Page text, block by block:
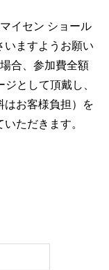
イセン ショール
いますようお願い
合、参加費全額
として頂戴し、
はお客様負担）を
ただきます。